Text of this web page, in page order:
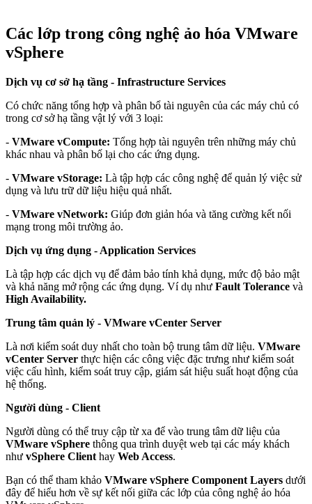
Các lớp trong công nghệ ảo hóa VMware
vSphere
Dịch vụ cơ sở hạ tầng - Infrastructure Services
Có chức năng tổng hợp và phân bổ tài nguyên của các máy chủ có
trong cơ sở hạ tầng vật lý với 3 loại:
- VMware vCompute: Tổng hợp tài nguyên trên những máy chủ
khác nhau và phân bố lại cho các ứng dụng.
- VMware vStorage: Là tập hợp các công nghệ để quản lý việc sử
dụng và lưu trữ dữ liệu hiệu quả nhất.
- VMware vNetwork: Giúp đơn giản hóa và tăng cường kết nối
mạng trong môi trường ảo.
Dịch vụ ứng dụng - Application Services
Là tập hợp các dịch vụ để đảm bảo tính khả dụng, mức độ bảo mật
và khả năng mở rộng các ứng dụng. Ví dụ như Fault Tolerance và
High Availability.
Trung tâm quản lý - VMware vCenter Server
Là nơi kiểm soát duy nhất cho toàn bộ trung tâm dữ liệu. VMware
vCenter Server thực hiện các công việc đặc trưng như kiểm soát
việc cấu hình, kiểm soát truy cập, giám sát hiệu suất hoạt động của
hệ thống.
Người dùng - Client
Người dùng có thể truy cập từ xa để vào trung tâm dữ liệu của
VMware vSphere thông qua trình duyệt web tại các máy khách
như vSphere Client hay Web Access.
Bạn có thể tham khảo VMware vSphere Component Layers dưới
đây để hiểu hơn về sự kết nối giữa các lớp của công nghệ ảo hóa